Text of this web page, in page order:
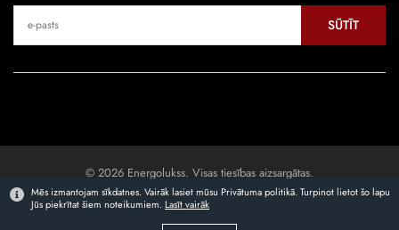
Mēs izmantojam sīkdatnes. Vairāk lasiet mūsu Privātuma politikā. Turpinot lietot šo lapu
Jūs piekrītat šiem noteikumiem.Lasīt vairāk
SŪTĪT
© 2026 Energolukss. Visas tiesības aizsargātas.